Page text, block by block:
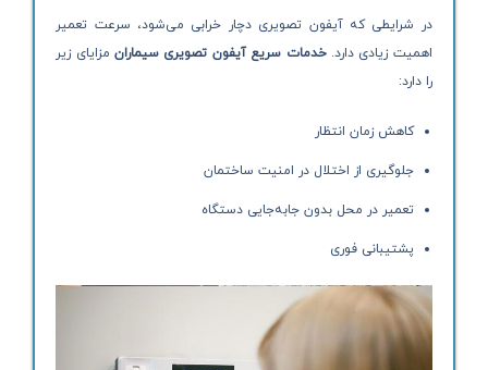
در شرایطی که آیفون تصویری دچار خرابی می‌شود، سرعت تعمیر
اهمیت زیادی دارد.خدمات سریع آیفون تصویری سیمارانمزایای زیر
را دارد:
کاهش زمان انتظار
جلوگیری از اختلال در امنیت ساختمان
تعمیر در محل بدون جابه‌جایی دستگاه
پشتیبانی فوری